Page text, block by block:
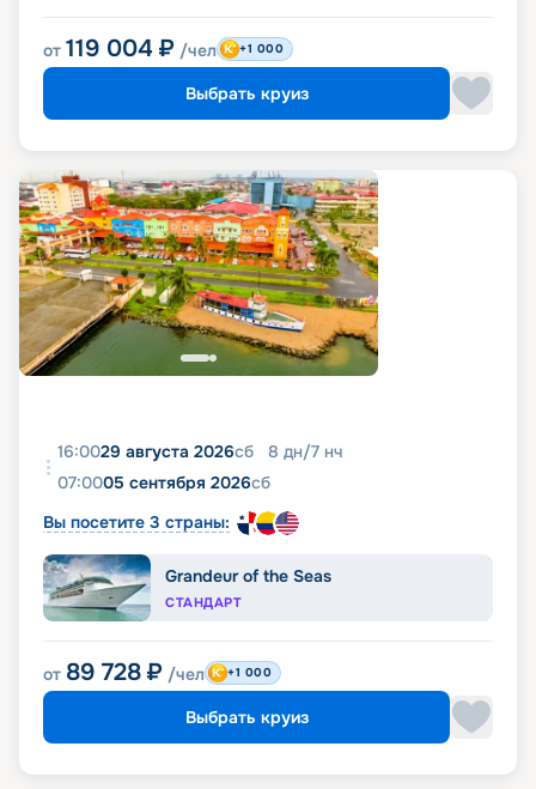
от 119 004 ₽ /чел +1 000
Выбрать круиз
16:0029 августа 2026сб 8 дн/7 нч
07:0005 сентября 2026сб
Вы посетите 3 страны:
Grandeur of the Seas
СТАНДАРТ
от 89 728 ₽ /чел +1 000
Выбрать круиз